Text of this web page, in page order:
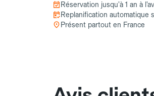
Réservation jusqu’à 1 an à
Replanification automatique
Présent partout en France